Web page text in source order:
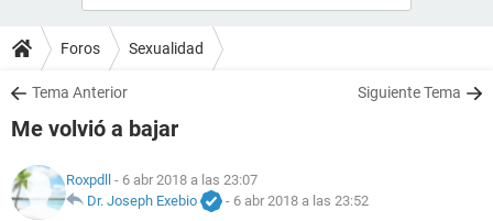
FOROS
SALUD
NUTRICIÓN
Foros Sexualidad
Tema Anterior Siguiente Tema
Me volvió a bajar
Roxpdll
- 6 abr 2018 a las 23:07
Dr. Joseph Exebio
- 6 abr 2018 a las 23:52